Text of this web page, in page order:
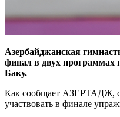
Азербайджанская
финал в двух
Баку.
Как сообщает АЗЕРТАДЖ,
участвовать в финале